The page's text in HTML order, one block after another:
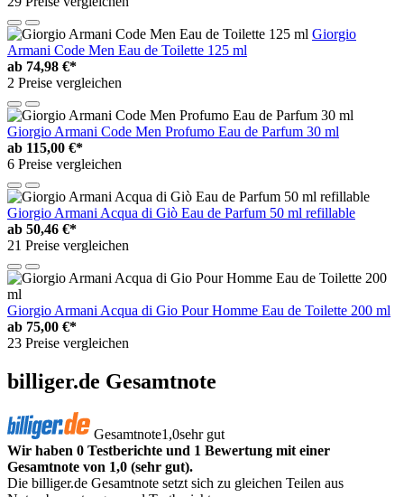
Giorgio
Armani Code Men Eau de Toilette 125 ml
ab 74,98 €*
2 Preise vergleichen
Giorgio Armani Code Men Profumo Eau de Parfum 30 ml
ab 115,00 €*
6 Preise vergleichen
Giorgio Armani Acqua di Giò Eau de Parfum 50 ml refillable
ab 50,46 €*
21 Preise vergleichen
Giorgio Armani Acqua di Gio Pour Homme Eau de Toilette 200 ml
ab 75,00 €*
23 Preise vergleichen
billiger.de Gesamtnote
Gesamtnote1,0sehr gut
Wir haben 0 Testberichte und 1 Bewertung mit einer
Gesamtnote von 1,0 (sehr gut).
Die billiger.de Gesamtnote setzt sich zu gleichen Teilen aus